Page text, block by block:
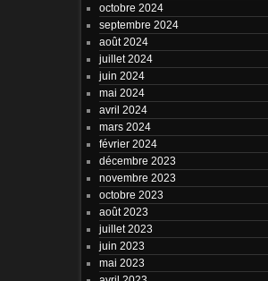
octobre 2024
septembre 2024
août 2024
juillet 2024
juin 2024
mai 2024
avril 2024
mars 2024
février 2024
décembre 2023
novembre 2023
octobre 2023
août 2023
juillet 2023
juin 2023
mai 2023